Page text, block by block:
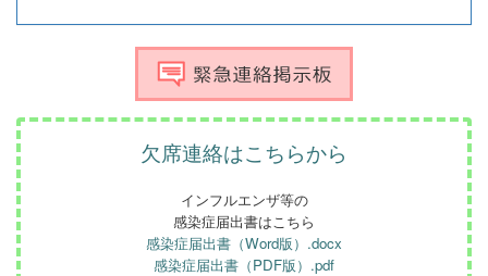
欠席連絡はこちらから
インフルエンザ等の
感染症届出書はこちら
感染症届出書（Word版）.docx
感染症届出書（PDF版）.pdf